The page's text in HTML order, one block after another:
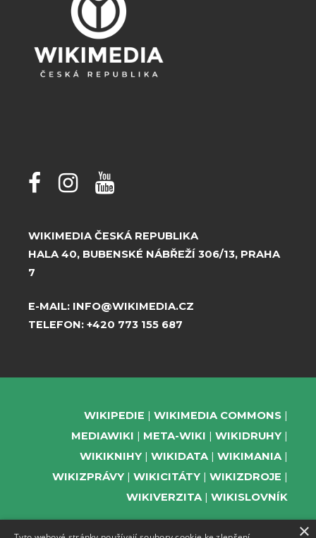
WIKIMEDIA ČESKÁ REPUBLIKA
HALA 40, BUBENSKÉ NÁBŘEŽÍ 306/13, PRAHA
7
E-MAIL: INFO@WIKIMEDIA.CZ
TELEFON: +420 773 155 687
WIKIPEDIE
WIKIMEDIA COMMONS
MEDIAWIKI
META-WIKI
WIKIDRUHY
WIKIKNIHY
WIKIDATA
WIKIMANIA
WIKIZPRÁVY
WIKICITÁTY
WIKIZDROJE
WIKIVERZITA
WIKISLOVNÍK
×